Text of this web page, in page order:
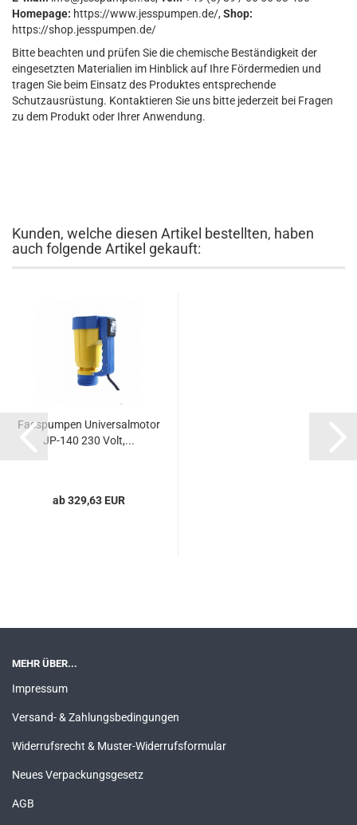
Homepage: https://www.jesspumpen.de/, Shop:
https://shop.jesspumpen.de/
Bitte beachten und prüfen Sie die chemische Beständigkeit der
eingesetzten Materialien im Hinblick auf Ihre Fördermedien und
tragen Sie beim Einsatz des Produktes entsprechende
Schutzausrüstung. Kontaktieren Sie uns bitte jederzeit bei Fragen
zu dem Produkt oder Ihrer Anwendung.
Kunden, welche diesen Artikel bestellten, haben
auch folgende Artikel gekauft:
Fas­s­pum­pen Uni­ver­sal­mo­tor
JP-​140 230 Volt,...
ab 329,63 EUR
MEHR ÜBER...
Impressum
Versand- & Zahlungsbedingungen
Widerrufsrecht & Muster-Widerrufsformular
Neues Verpackungsgesetz
AGB